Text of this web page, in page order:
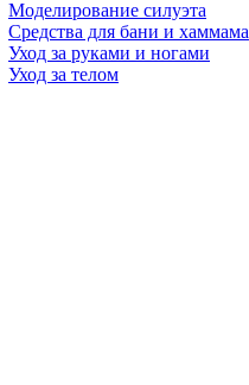
Моделирование силуэта
Средства для бани и хаммама
Уход за руками и ногами
Уход за телом